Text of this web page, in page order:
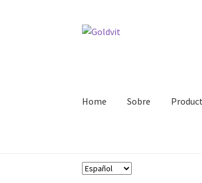
Ir
Ir
Home Sobre
Política de privacidad
Elegir